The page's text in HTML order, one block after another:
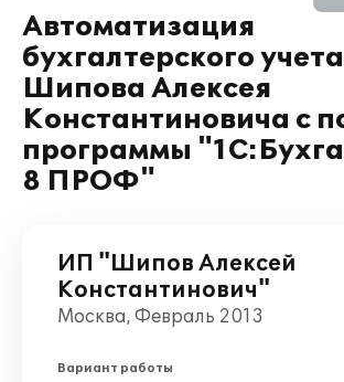
Автоматизация
бухгалтерского
Шипова Алексея
Константиновича с
программы
8 ПРОФ"
ИП "Шипов Алексей
Константинович"
Москва, Февраль 2013
Вариант работы